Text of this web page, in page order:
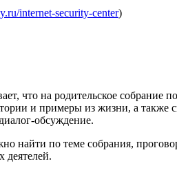
internet-security-center)
что на родительское
и примеры из жизни, а
обсуждение.
по теме собрания,